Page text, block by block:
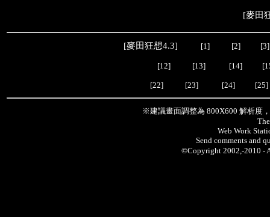
[麥田
[麥田狂想4.3] [1] [2] [3]
[12] [13] [14]
[22] [23] [24] [25]
※建議畫面調整為 800X600 解析度
Web Work
Send comments and
©Copyright 2002,-2010 -